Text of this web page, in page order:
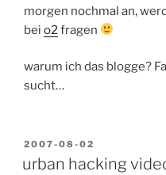
morgen nochmal an,
bei o2 fragen
warum ich das blogge?
sucht…
POSTED
ON
2007-08-02
urban hacking